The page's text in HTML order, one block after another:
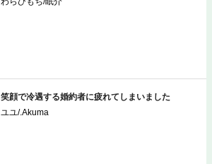
笑顔で冷遇する婚約者に疲れてしまいました
ユユ/.Akuma